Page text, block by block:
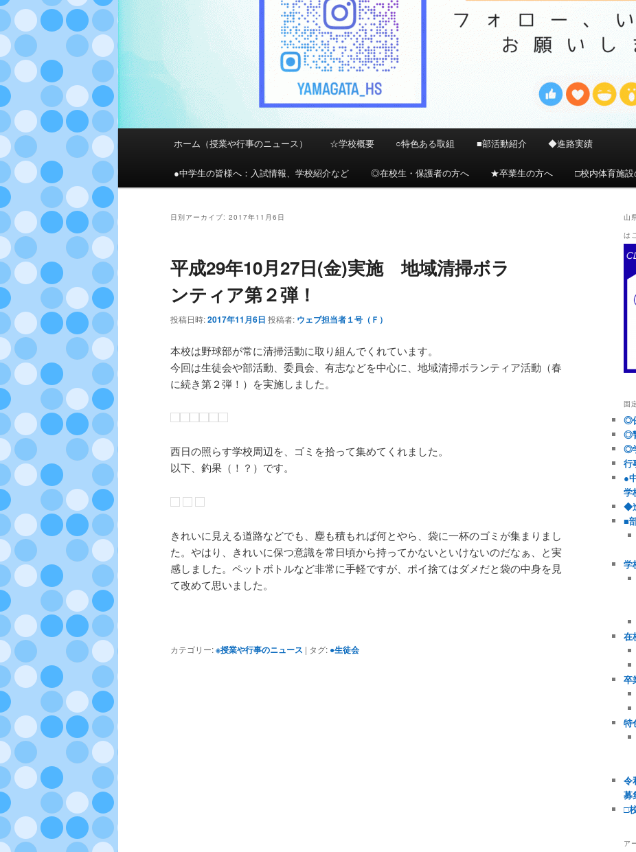
メ
メ
イ
ン
ン
テ
ン
ツ
へ
移
サ
ブ
コ
テ
ン
ツ
へ
移
動
ホーム（授業や行事のニュース） ☆学校概要 ○特色ある取組 ■部活動紹介 ◆進路実績
●中学生の皆様へ：入試情報、学校紹介など ◎在校生・保護者の方へ ★卒業生の方へ □校内体育施設
日別アーカイブ: 2017年11月6日
平成29年10月27日(金)実施 地域清掃ボラ
ンティア第２弾！
投稿日時:2017年11月6日 投稿者: ウェブ担当者１号（Ｆ）
本校は野球部が常に清掃活動に取り組んでくれています。
今回は生徒会や部活動、委員会、有志などを中心に、地域清掃ボランティア活動（春
に続き第２弾！）を実施しました。
西日の照らす学校周辺を、ゴミを拾って集めてくれました。
以下、釣果（！？）です。
きれいに見える道路などでも、塵も積もれば何とやら、袋に一杯のゴミが集まりまし
た。やはり、きれいに保つ意識を常日頃から持ってかないといけないのだなぁ、と実
感しました。ペットボトルなど非常に手軽ですが、ポイ捨てはダメだと袋の中身を見
て改めて思いました。
カテゴリー:※授業や行事のニュース | タグ: ●生徒会
山
は
固
◎
◎
◎
行
●
学
◆
■
学
在
卒
特
令
募
□
ア